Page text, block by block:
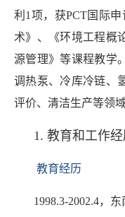
利1项，获PCT国际
术》、《环境工程概
源管理》等课程教学
调热泵、冷库冷链、
评价、清洁生产等领
1. 教育和工作经
教育经历
1998.3-2002.4，